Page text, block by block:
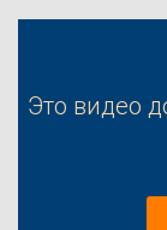
Это видео